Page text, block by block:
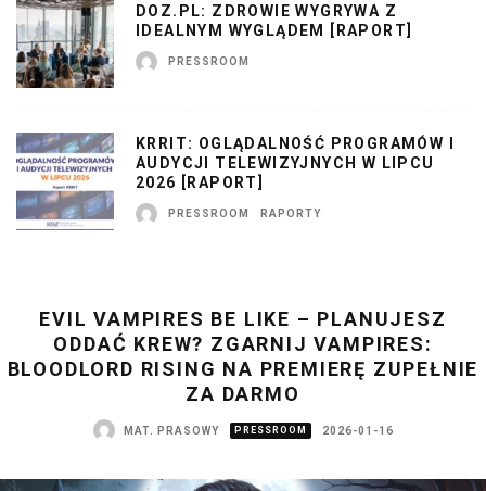
DOZ.PL: ZDROWIE WYGRYWA Z
IDEALNYM WYGLĄDEM [RAPORT]
PRESSROOM
KRRIT: OGLĄDALNOŚĆ PROGRAMÓW I
AUDYCJI TELEWIZYJNYCH W LIPCU
2026 [RAPORT]
PRESSROOM RAPORTY
EVIL VAMPIRES BE LIKE – PLANUJESZ
ODDAĆ KREW? ZGARNIJ VAMPIRES:
BLOODLORD RISING NA PREMIERĘ ZUPEŁNIE
ZA DARMO
MAT. PRASOWY PRESSROOM 2026-01-16